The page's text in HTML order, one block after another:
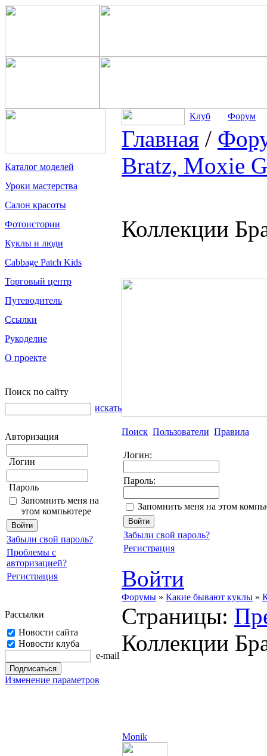
Каталог моделей
Уроки мастерства
Салон красоты
Фотоистории
Куклы и люди
Cabbage Patch Kids
Торговый центр
Путеводитель
Ссылки
Рукоделие
О проекте
Поиск по сайту
искать
Авторизация
Логин
Пароль
Запомнить меня на
этом компьютере
Забыли свой пароль?
Проблемы с
авторизацией?
Регистрация
Рассылки
Новости сайта
Новости клуба
e-mail
Изменение параметров
Клуб Форум
Главная /
Bratz, Moxie
Коллекции
Поиск Пользователи Правила
Логин:
Пароль:
Запомнить меня на этом
Забыли свой пароль?
Регистрация
Войти
Форумы » Какие бывают куклы »
Страницы:
Коллекции
Monik